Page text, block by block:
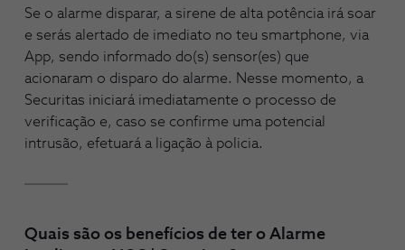
Se o alarme disparar, a sirene de alta potência irá soar
e serás alertado de imediato no teu smartphone, via
App, sendo informado do(s) sensor(es) que
acionaram o disparo do alarme. Nesse momento, a
Securitas iniciará imediatamente o processo de
verificação e, caso se confirme uma potencial
intrusão, efetuará a ligação à policia.
Quais são os benefícios de ter o Alarme